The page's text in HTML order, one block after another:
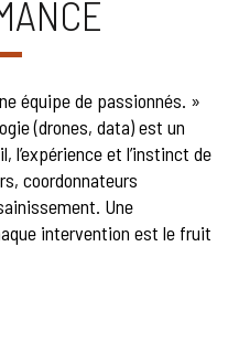
équipe de passionnés. »
(drones, data) est un
l’expérience et l’instinct de
coordonnateurs
Une
intervention est le fruit